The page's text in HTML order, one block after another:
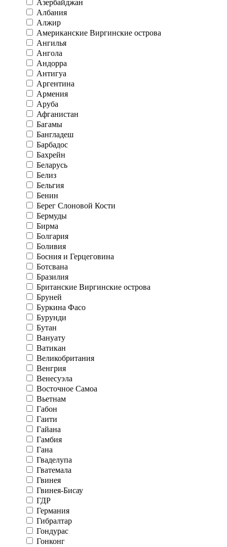
Азербайджан
Албания
Алжир
Американские Виргинские острова
Ангилья
Ангола
Андорра
Антигуа
Аргентина
Армения
Аруба
Афганистан
Багамы
Бангладеш
Барбадос
Бахрейн
Беларусь
Белиз
Бельгия
Бенин
Берег Слоновой Кости
Бермуды
Бирма
Болгария
Боливия
Босния и Герцеговина
Ботсвана
Бразилия
Британские Виргинские острова
Бруней
Буркина Фасо
Бурунди
Бутан
Вануату
Ватикан
Великобритания
Венгрия
Венесуэла
Восточное Самоа
Вьетнам
Габон
Гаити
Гайана
Гамбия
Гана
Гваделупа
Гватемала
Гвинея
Гвинея-Бисау
ГДР
Германия
Гибралтар
Гондурас
Гонконг